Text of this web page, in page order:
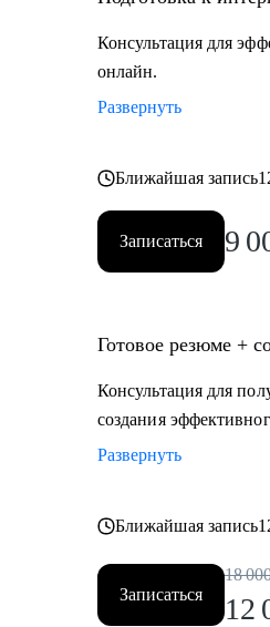
Кому могу помочь:
Начинающим
• ТОП - менеджерам и
• продажи
• HR
• маркетинг и PR
• медицина
• ветераны СВО
Консультация для
онлайн.
Развернуть
Ближайшая запись
Записаться 9
Готовое резюме +
Консультация для
создания
Развернуть
Ближайшая запись
Записаться
18
12